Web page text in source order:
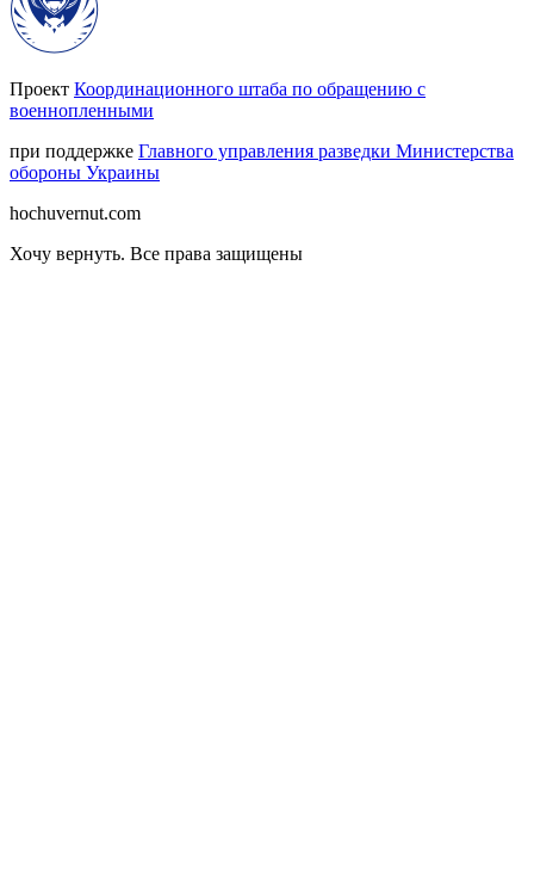
Проект Координационного штаба по обращению с
военнопленными
при поддержке Главного управления разведки Министерства
обороны Украины
hochuvernut.com
Хочу вернуть. Все права защищены